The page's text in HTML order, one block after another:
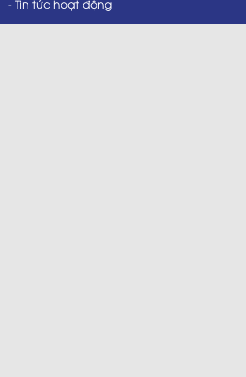
- Tin tức hoạt động